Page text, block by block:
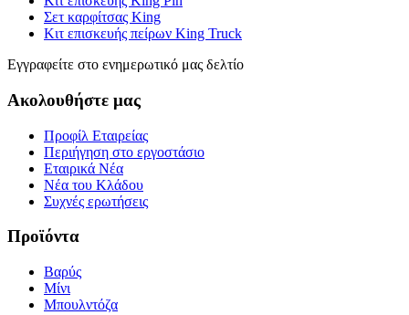
Σετ καρφίτσας King
Κιτ επισκευής πείρων King Truck
Εγγραφείτε στο ενημερωτικό μας δελτίο
Ακολουθήστε μας
Προφίλ Εταιρείας
Περιήγηση στο εργοστάσιο
Εταιρικά Νέα
Νέα του Κλάδου
Συχνές ερωτήσεις
Προϊόντα
Βαρύς
Μίνι
Μπουλντόζα